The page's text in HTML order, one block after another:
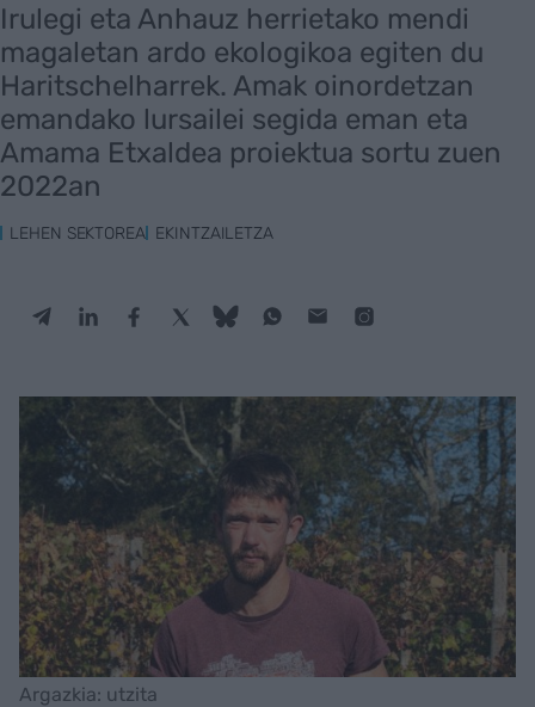
Irulegi eta Anhauz herrietako mendi
magaletan ardo ekologikoa egiten du
Haritschelharrek. Amak oinordetzan
emandako lursailei segida eman eta
Amama Etxaldea proiektua sortu zuen
2022an
LEHEN SEKTOREA EKINTZAILETZA
Argazkia: utzita